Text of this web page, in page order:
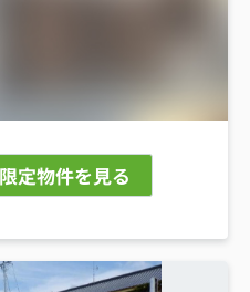
定物件を見る